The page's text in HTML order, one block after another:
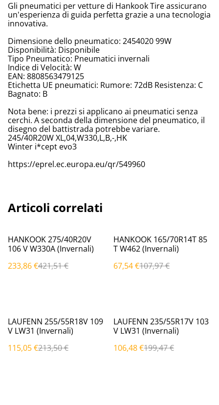
Gli pneumatici per vetture di Hankook Tire assicurano
un'esperienza di guida perfetta grazie a una tecnologia
innovativa.
Dimensione dello pneumatico: 2454020 99W
Disponibilità: Disponibile
Tipo Pneumatico: Pneumatici invernali
Indice di Velocità: W
EAN: 8808563479125
Etichetta UE pneumatici: Rumore: 72dB Resistenza: C
Bagnato: B
Nota bene: i prezzi si applicano ai pneumatici senza
cerchi. A seconda della dimensione del pneumatico, il
disegno del battistrada potrebbe variare.
245/40R20W XL,04,W330,L,B,-,HK
Winter i*cept evo3
https://eprel.ec.europa.eu/qr/549960
Articoli correlati
%
HANKOOK 275/40R20V
106 V W330A (Invernali)
233,86 €421,51 €
%
HANKOOK 165/70R14T 85
T W462 (Invernali)
67,54 €107,97 €
%
LAUFENN 255/55R18V 109
V LW31 (Invernali)
115,05 €213,50 €
%
LAUFENN 235/55R17V 103
V LW31 (Invernali)
106,48 €199,47 €